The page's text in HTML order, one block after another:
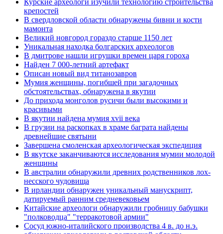
Курские археологи изучили технологию строительства
крепостей
В свердловской области обнаружены бивни и кости
мамонта
Великий новгород гораздо старше 1150 лет
Уникальная находка болгарских археологов
В дмитрове нашли игрушки времен царя гороха
Найден 7 000-летний артефакт
Описан новый вид титанозавров
Мумия женщины, погибшей при загадочных
обстоятельствах, обнаружена в якутии
До прихода монголов русичи были высокими и
красивыми
В якутии найдена мумия xvii века
В грузии на раскопках в храме баграта найдены
древнейшие святыни
Завершена смоленская археологическая экспедиция
В якутске заканчиваются исследования мумии молодой
женщины
В австралии обнаружили древних родственников лох-
несского чудовища
В ирландии обнаружен уникальный манускрипт,
датируемый ранним средневековьем
Китайские археологи обнаружили гробницу бабушки
"полководца" "терракотовой армии"
Сосуд южно-италийского производства 4 в. до н.э.